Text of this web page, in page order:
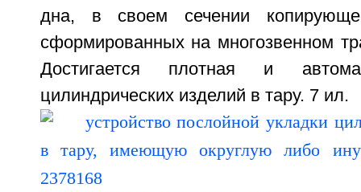
дна, в своем сечении
сформированных на многозвенном
Достигается плотная и
цилиндрических изделий в тару. 7 ил.